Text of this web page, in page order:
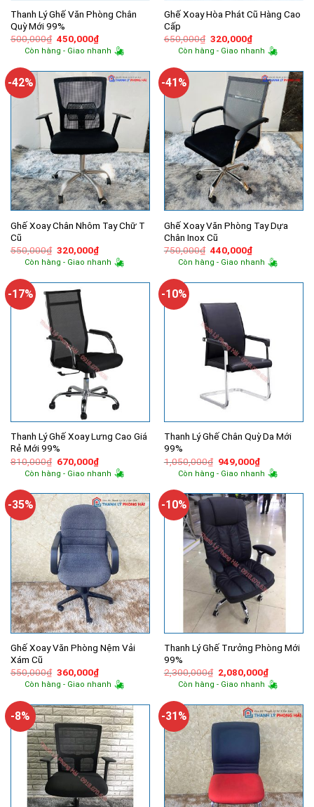
Thanh Lý Ghế Văn Phòng Chân
Quỳ Mới 99%
500,000₫ Giá
gốc
là:
450,000₫Giá
hiện
tại
450,000₫.
Còn hàng - Giao nhanh
Ghế Xoay Hòa Phát Cũ Hàng Cao
Cấp
650,000₫ Giá
gốc
là:
320,000₫Giá
hiện
tại
320,000₫.
Còn hàng - Giao nhanh
-42%
Ghế Xoay Chân Nhôm Tay Chữ T
Cũ
550,000₫ Giá
gốc
là:
320,000₫Giá
hiện
tại
320,000₫.
Còn hàng - Giao nhanh
-41%
Ghế Xoay Văn Phòng Tay Dựa
Chân Inox Cũ
750,000₫ Giá
gốc
là:
440,000₫Giá
hiện
tại
440,000₫.
Còn hàng - Giao nhanh
-17%
Thanh Lý Ghế Xoay Lưng Cao Giá
Rẻ Mới 99%
810,000₫ Giá
gốc
là:
670,000₫Giá
hiện
tại
670,000₫.
Còn hàng - Giao nhanh
-10%
Thanh Lý Ghế Chân Quỳ Da Mới
99%
1,050,000₫ Giá
gốc
là:
949,000₫Giá
hiện
tại
949,000₫.
Còn hàng - Giao nhanh
-35%
Ghế Xoay Văn Phòng Nệm Vải
Xám Cũ
550,000₫ Giá
gốc
là:
360,000₫Giá
hiện
tại
360,000₫.
Còn hàng - Giao nhanh
-10%
Thanh Lý Ghế Trưởng Phòng Mới
99%
2,300,000₫ Giá
gốc
là:
2,080,000₫Giá
hiện
tại
Còn hàng - Giao nhanh
-8% -31%